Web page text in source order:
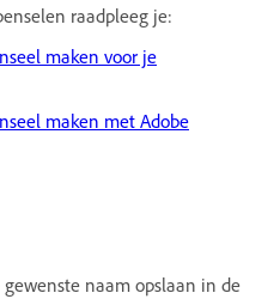
raadpleeg je:
maken voor je
maken met Adobe
gewenste naam opslaan in de